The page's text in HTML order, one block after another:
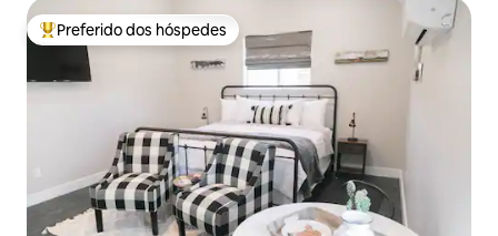
Entre os melhores preferidos dos hóspedes
Preferido dos hóspedes